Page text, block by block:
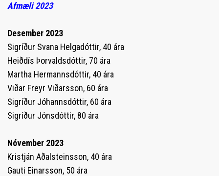
Afmæli 2023
Desember 2023
Sigríður Svana Helgadóttir, 40 ára
Heiðdís Þorvaldsdóttir, 70 ára
Martha Hermannsdóttir, 40 ára
Viðar Freyr Viðarsson, 60 ára
Sigríður Jóhannsdóttir, 60 ára
Sigríður Jónsdóttir, 80 ára
Nóvember 2023
Kristján Aðalsteinsson, 40 ára
Gauti Einarsson, 50 ára